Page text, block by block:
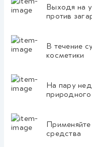
Выходя на
против
В течение
косметики
На пару
природного
средства